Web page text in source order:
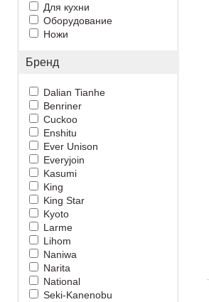
Для кухни
Оборудование
Ножи
Бренд
Dalian Tianhe
Benriner
Cuckoo
Enshitu
Ever Unison
Everyjoin
Kasumi
King
King Star
Kyoto
Larme
Lihom
Naniwa
Narita
National
Seki-Kanenobu